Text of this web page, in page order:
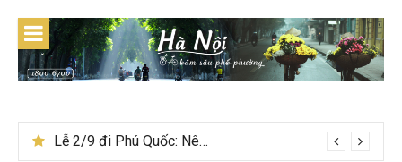
content
Lễ 2/9 đi Phú Quốc: Nên đi tour hay tự túc tiết kiệm hơn